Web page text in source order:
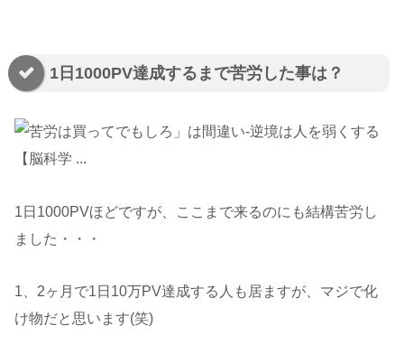
1日1000PV達成するまで苦労した事は？
1日1000PVほどですが、ここまで来るのにも結構苦労し
ました・・・
1、2ヶ月で1日10万PV達成する人も居ますが、マジで化
け物だと思います(笑)